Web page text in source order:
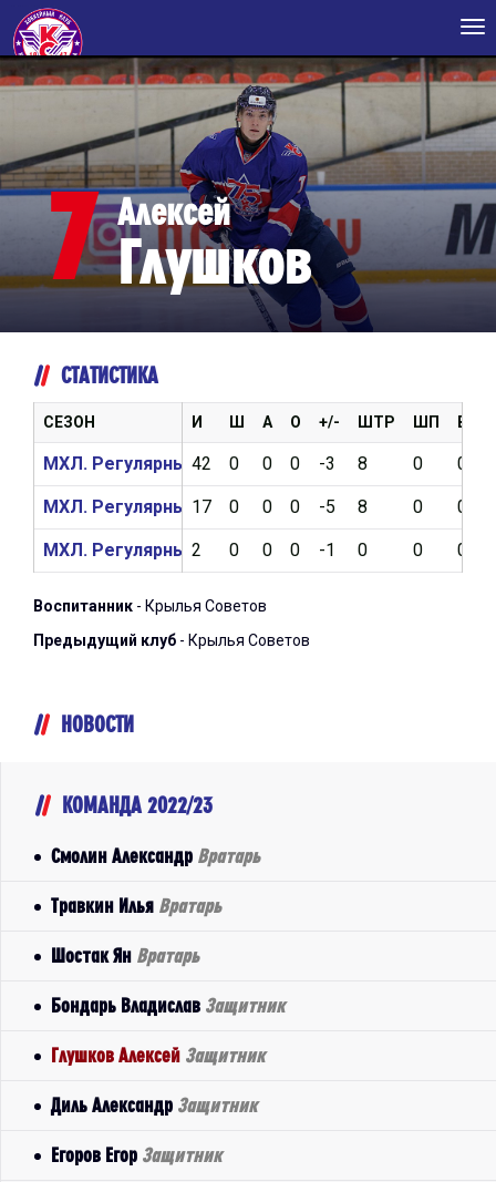
7 Алексей
Глушков
СТАТИСТИКА
И Ш А О +/- ШТР ШП ВБР
42 0 0 0 -3 8 0 0
17 0 0 0 -5 8 0 0
2 0 0 0 -1 0 0 0
СЕЗОН
МХЛ. Регулярный чемпионат 2024/2025
МХЛ. Регулярный чемпионат 2023/2024
МХЛ. Регулярный чемпионат 2022/2023
Воспитанник - Крылья Советов
Предыдущий клуб - Крылья Советов
НОВОСТИ
КОМАНДА 2022/23
Смолин Александр Вратарь
Травкин Илья Вратарь
Шостак Ян Вратарь
Бондарь Владислав Защитник
Глушков Алексей Защитник
Диль Александр Защитник
Егоров Егор Защитник